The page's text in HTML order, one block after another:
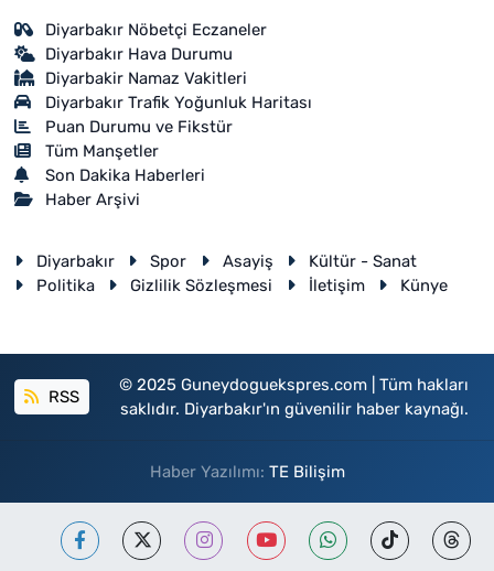
Diyarbakır Nöbetçi Eczaneler
Diyarbakır Hava Durumu
Diyarbakir Namaz Vakitleri
Diyarbakır Trafik Yoğunluk Haritası
Puan Durumu ve Fikstür
Tüm Manşetler
Son Dakika Haberleri
Haber Arşivi
Diyarbakır Spor Asayiş
Kültür - Sanat
Politika
Gizlilik Sözleşmesi İletişim Künye
RSS
© 2025 Guneydoguekspres.com | Tüm hakları
saklıdır. Diyarbakır'ın güvenilir haber kaynağı.
Haber Yazılımı: TE Bilişim